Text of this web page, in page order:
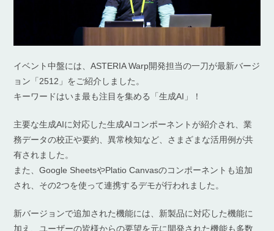
イベント中盤には、ASTERIA Warp開発担当の一刀が最新バージ
ョン「2512」をご紹介しました。
キーワードはいま最も注目を集める「生成AI」！
主要な生成AIに対応した生成AIコンポーネントが紹介され、業
務データの校正や要約、異常検知など、さまざまな活用例が共
有されました。
また、Google SheetsやPlatio Canvasのコンポーネントも追加
され、その2つを使って連携するデモが行われました。
新バージョンで追加された機能には、新製品に対応した機能に
加え、ユーザーの皆様からの要望を元に開発された機能も多数